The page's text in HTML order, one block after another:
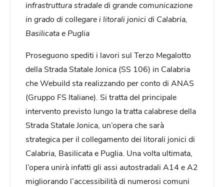
infrastruttura stradale di grande comunicazione
in grado di collegare i litorali jonici di Calabria,
Basilicata e Puglia
Proseguono spediti i lavori sul Terzo Megalotto
della Strada Statale Jonica (SS 106) in Calabria
che Webuild sta realizzando per conto di ANAS
(Gruppo FS Italiane). Si tratta del principale
intervento previsto lungo la tratta calabrese della
Strada Statale Jonica, un’opera che sarà
strategica per il collegamento dei litorali jonici di
Calabria, Basilicata e Puglia. Una volta ultimata,
l’opera unirà infatti gli assi autostradali A14 e A2
migliorando l’accessibilità di numerosi comuni